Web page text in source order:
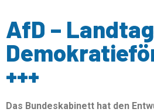
AfD –
+++
Das Bundeskabinett hat den